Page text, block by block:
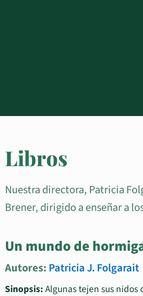
Libros
Nuestra directora, Patricia
Brener, dirigido a enseñar a
Un mundo de
Autores:Patricia J. Folgarait
Sinopsis:Algunas tejen sus